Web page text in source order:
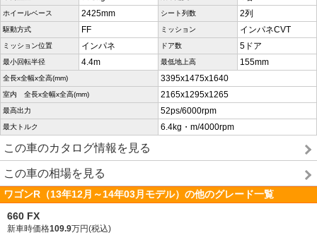
ホイールベース 2425mm シート列数 2列
駆動方式 FF ミッション インパネCVT
ミッション位置 インパネ ドア数 5ドア
最小回転半径 4.4m 最低地上高 155mm
全長x全幅x全高(mm) 3395x1475x1640
室内 全長x全幅x全高(mm) 2165x1295x1265
最高出力 52ps/6000rpm
最大トルク 6.4kg・m/4000rpm
この車のカタログ情報を見る
この車の相場を見る
ワゴンR（13年12月～14年03月モデル）の他のグレード一覧
660 FX
新車時価格109.9万円(税込)